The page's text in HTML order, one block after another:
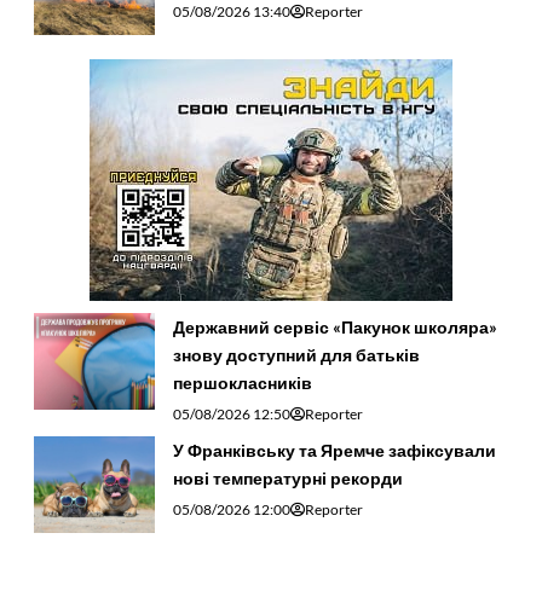
05/08/2026 13:40 Reporter
Державний сервіс «Пакунок школяра»
знову доступний для батьків
першокласників
05/08/2026 12:50 Reporter
У Франківську та Яремче зафіксували
нові температурні рекорди
05/08/2026 12:00 Reporter